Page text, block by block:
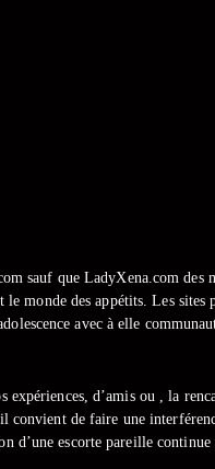
sauf que LadyXena.com
le monde des appétits. Les
avec à elle
expériences, d’amis ou , la
convient de faire une
d’une escorte pareille